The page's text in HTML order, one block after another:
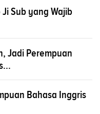
Sub yang Wajib
Jadi Perempuan
Bahasa Inggris